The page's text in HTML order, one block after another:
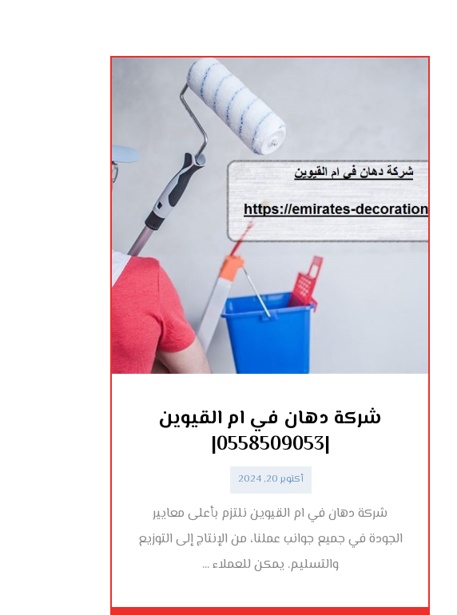
شركة دهان في ام القيوين
|0558509053|
أكتوبر 20, 2024
شركة دهان في ام القيوين نلتزم بأعلى معايير
الجودة في جميع جوانب عملنا، من الإنتاج إلى التوزيع
والتسليم. يمكن للعملاء ...